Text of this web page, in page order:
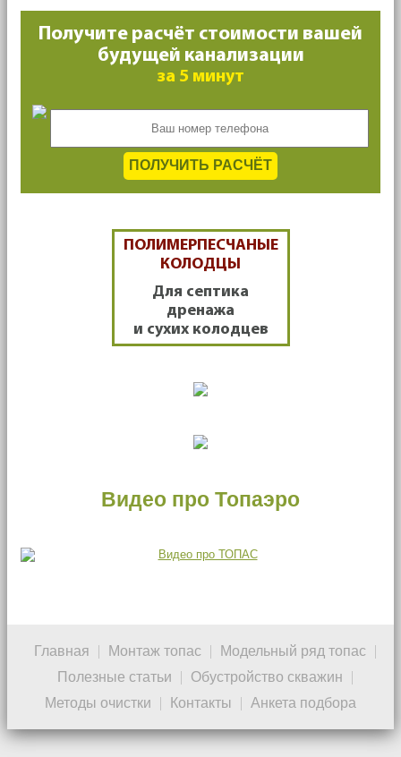
Получите расчёт стоимости вашей
будущей канализации
за 5 минут
ПОЛУЧИТЬ РАСЧЁТ
ПОЛИМЕРПЕСЧАНЫЕ
КОЛОДЦЫ
Для септика
дренажа
и сухих колодцев
Видео про Топаэро
Главная Монтаж топас
Модельный ряд топас
Полезные статьи
Обустройство скважин
Методы очистки
Контакты Анкета подбора